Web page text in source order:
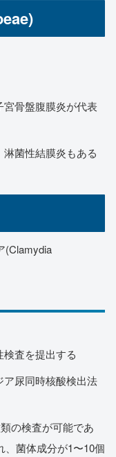
宮骨盤腹膜炎が代表
淋菌性結膜炎もある
(Clamydia
検査を提出する
ア尿同時核酸検出法
の検査が可能であ
、菌体成分が1〜10個